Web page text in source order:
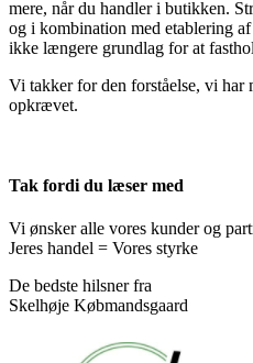
mere, når du handler i butikken.
og i kombination med etablering
ikke længere grundlag for at
Vi takker for den forståelse, vi
opkrævet.
Tak fordi du læser med
Vi ønsker alle vores kunder og
Jeres handel = Vores styrke
De bedste hilsner fra
Skelhøje Købmandsgaard